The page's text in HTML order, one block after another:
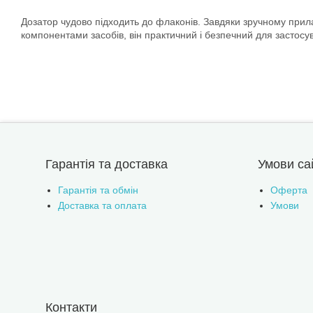
Дозатор чудово підходить до флаконів. Завдяки зручному
компонентами засобів, він практичний і безпечний для
Гарантія та доставка
Гарантія та обмін
Доставка та оплата
Умови
Оферта
Умови
Контакти